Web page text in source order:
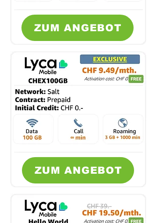
ZUM ANGEBOT
ZUM ANGEBOT